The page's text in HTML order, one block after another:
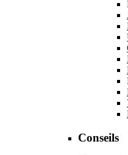
Conseils